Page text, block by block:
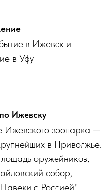
в Ижевск и
в Уфу
Ижевску
Ижевского зоопарка —
в Приволжье.
оружейников,
собор,
с Россией"